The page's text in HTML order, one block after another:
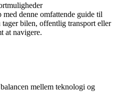
denne omfattende guide til
bilen, offentlig transport eller
at navigere.
mellem teknologi og